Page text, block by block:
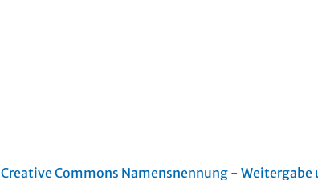
Creative Commons Namensnennung -